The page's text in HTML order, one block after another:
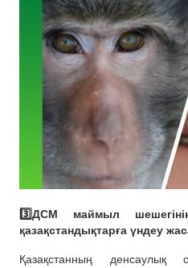
3️⃣ДСМ маймыл
қазақстандықтарға үндеу
Қазақстанның денсаулық